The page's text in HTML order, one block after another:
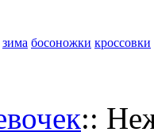
зима босоножки кроссовки
::